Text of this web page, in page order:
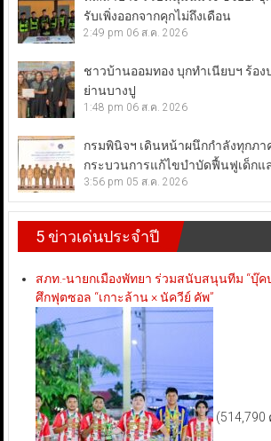
รับเพิ่งออกจากคุกไม่ถึงเดือน
2:49 pm 06 ส.ค. 2026
ชาวบ้านออมทอง บุกทำเนียบฯ ร้อ
ย่านบางปู
1:48 pm 06 ส.ค. 2026
กรมพินิจฯ เดินหน้าผนึกกำลังทุกภา
กระบวนการแก้ไขบำบัดฟื้นฟูเด็กแ
3:56 pm 05 ส.ค. 2026
5 ข่าวเด่นประจำปี
สภท.-นายกเมืองพัทยา ร่วมสนับสนุนทีม “บุ๊ค
ศึกฟุตซอล “เกาะล้าน × นัควีย์ คัพ”